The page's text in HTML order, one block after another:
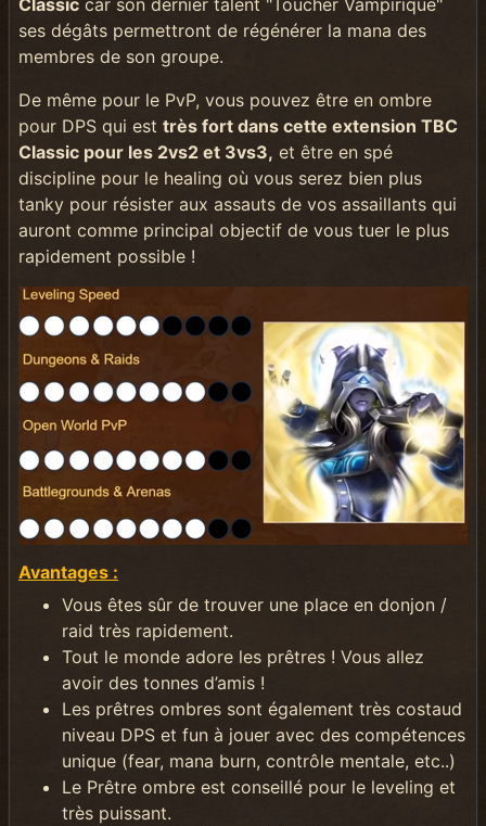
ses dégâts permettront de régénérer la mana des
membres de son groupe.
De même pour le PvP, vous pouvez être en ombre
pour DPS qui est très fort dans cette extension TBC
Classic pour les 2vs2 et 3vs3, et être en spé
discipline pour le healing où vous serez bien plus
tanky pour résister aux assauts de vos assaillants qui
auront comme principal objectif de vous tuer le plus
rapidement possible !
Avantages :
Vous êtes sûr de trouver une place en donjon /
raid très rapidement.
Tout le monde adore les prêtres ! Vous allez
avoir des tonnes d’amis !
Les prêtres ombres sont également très costaud
niveau DPS et fun à jouer avec des compétences
unique (fear, mana burn, contrôle mentale, etc..)
Le Prêtre ombre est conseillé pour le leveling et
très puissant.